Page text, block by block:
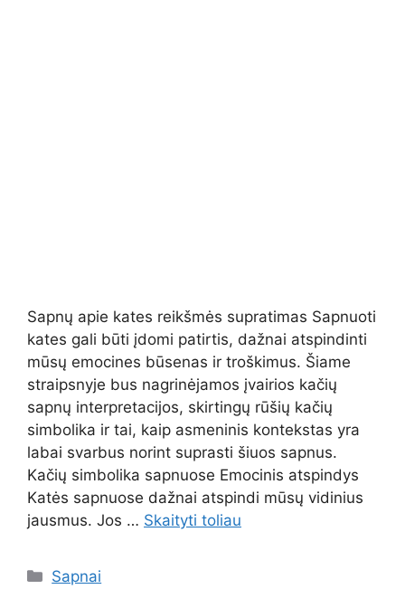
Sapnų apie kates reikšmės supratimas Sapnuoti
kates gali būti įdomi patirtis, dažnai atspindinti
mūsų emocines būsenas ir troškimus. Šiame
straipsnyje bus nagrinėjamos įvairios kačių
sapnų interpretacijos, skirtingų rūšių kačių
simbolika ir tai, kaip asmeninis kontekstas yra
labai svarbus norint suprasti šiuos sapnus.
Kačių simbolika sapnuose Emocinis atspindys
Katės sapnuose dažnai atspindi mūsų vidinius
jausmus. Jos … Skaityti toliau
Kategorijos
Sapnai